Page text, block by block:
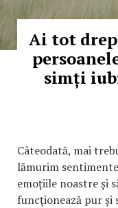
Ai tot
simți
Câteodată, mai
lămurim
emoțiile noastre și
funcționează pur și